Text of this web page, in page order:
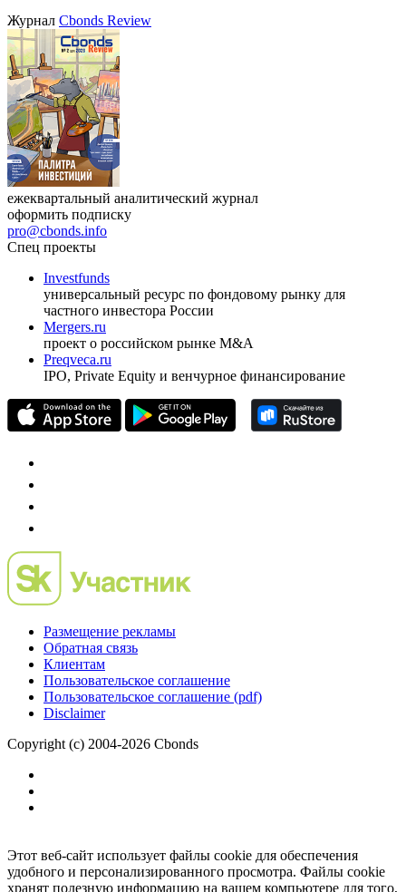
Журнал Cbonds Review
ежеквартальный аналитический журнал
оформить подписку
pro@cbonds.info
Спец проекты
Investfunds
универсальный ресурс по фондовому рынку для
частного инвестора России
Mergers.ru
проект о российском рынке M&A
Preqveca.ru
IPO, Private Equity и венчурное финансирование
Размещение рекламы
Обратная связь
Клиентам
Пользовательское соглашение
Пользовательское соглашение (pdf)
Disclaimer
Copyright (c) 2004-2026 Cbonds
Этот веб-сайт использует файлы cookie для обеспечения
удобного и персонализированного просмотра. Файлы cookie
хранят полезную информацию на вашем компьютере для того,